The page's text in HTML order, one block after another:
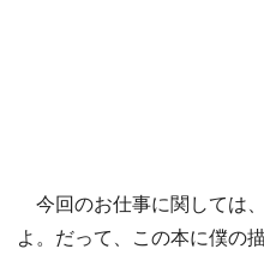
今回のお仕事に関しては
よ。だって、この本に僕の